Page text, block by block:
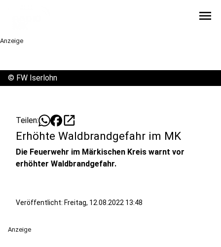
menu
Anzeige
© FW Iserlohn
Teilen: open_in_new
Erhöhte Waldbrandgefahr im MK
Die Feuerwehr im Märkischen Kreis warnt vor
erhöhter Waldbrandgefahr.
Veröffentlicht: Freitag, 12.08.2022 13:48
Anzeige